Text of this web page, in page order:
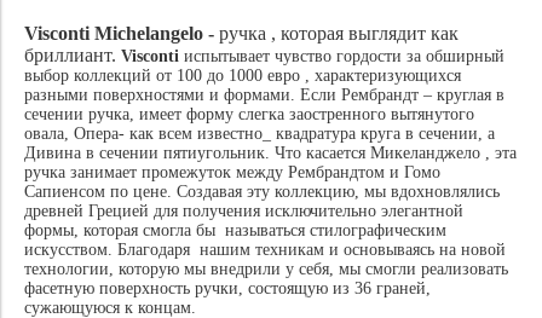
Visconti Michelangelo - ручка , которая выглядит как
бриллиант. Visconti испытывает чувство гордости за обширный
выбор коллекций от 100 до 1000 евро , характеризующихся
разными поверхностями и формами. Если Рембрандт – круглая в
сечении ручка, имеет форму слегка заостренного вытянутого
овала, Опера- как всем известно_ квадратура круга в сечении, а
Дивина в сечении пятиугольник. Что касается Микеланджело , эта
ручка занимает промежуток между Рембрандтом и Гомо
Сапиенсом по цене. Создавая эту коллекцию, мы вдохновлялись
древней Грецией для получения исключительно элегантной
формы, которая смогла бы называться стилографическим
искусством. Благодаря нашим техникам и основываясь на новой
технологии, которую мы внедрили у себя, мы смогли реализовать
фасетную поверхность ручки, состоящую из 36 граней,
сужающуюся к концам.